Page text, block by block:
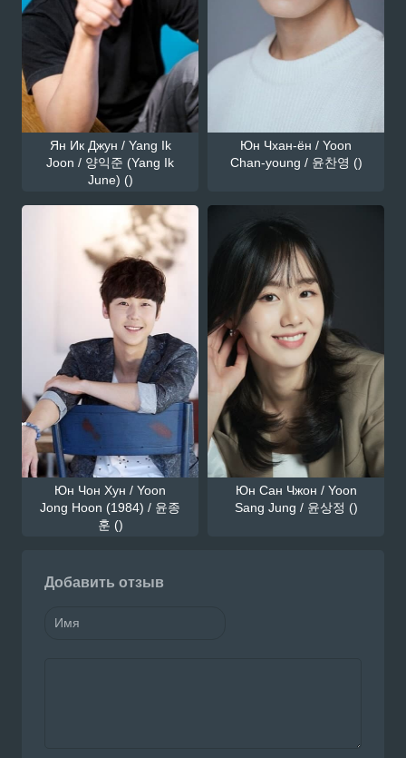
Ян Ик Джун / Yang Ik
Joon / 양익준 (Yang Ik
June) ()
Юн Чхан-ён / Yoon
Chan-young / 윤찬영 ()
Юн Чон Хун / Yoon
Jong Hoon (1984) / 윤종
훈 ()
Юн Сан Чжон / Yoon
Sang Jung / 윤상정 ()
Добавить отзыв